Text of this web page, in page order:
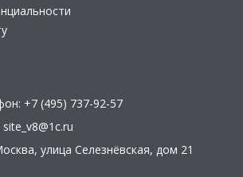
+7 (495) 737-92-57
site_v8@1c.ru
, улица Селезнёвская, дом 21